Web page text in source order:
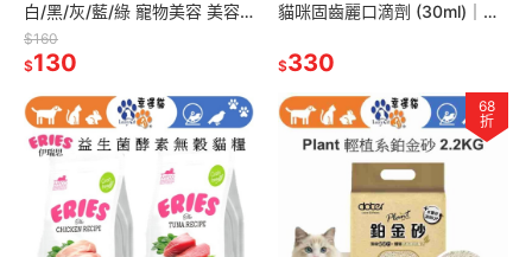
白/黑/灰/藍/綠 寵物美容 美容
梳
$160
$130
貓咪固齒麗口滴劑 (30ml)｜貓
制牙垢 消除貓咪口腔異味
$330
68
折